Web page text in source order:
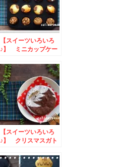
【スイーツいろいろ
♪】 ミニカップケー
【スイーツいろいろ
♪】 クリスマスガト